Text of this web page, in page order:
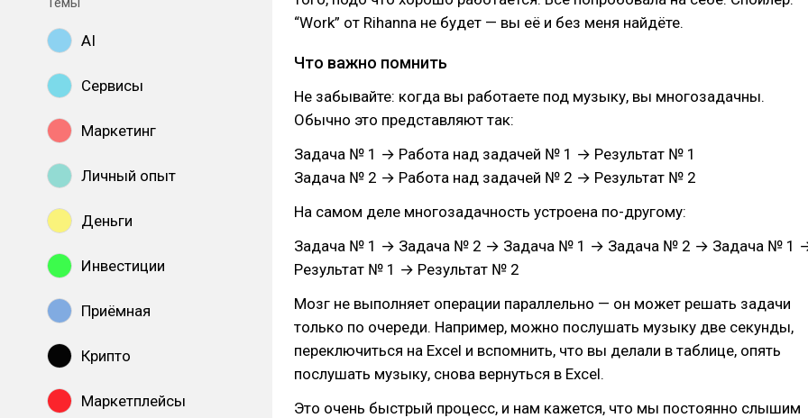
AI
Сервисы
Маркетинг
Личный опыт
Деньги
Инвестиции
Приёмная
Крипто
Маркетплейсы
“Work” от Rihanna не будет — вы её и без меня найдёте.
Что важно помнить
Не забывайте: когда вы работаете под музыку, вы многозадачны.
Обычно это представляют так:
Задача № 1 → Работа над задачей № 1 → Результат № 1
Задача № 2 → Работа над задачей № 2 → Результат № 2
На самом деле многозадачность устроена по-другому:
Задача № 1 → Задача № 2 → Задача № 1 → Задача № 2 → Задача № 1
Результат № 1 → Результат № 2
Мозг не выполняет операции параллельно — он может решать задачи
только по очереди. Например, можно послушать музыку две секунды,
переключиться на Excel и вспомнить, что вы делали в таблице, опять
послушать музыку, снова вернуться в Excel.
Это очень быстрый процесс, и нам кажется, что мы постоянно слышим